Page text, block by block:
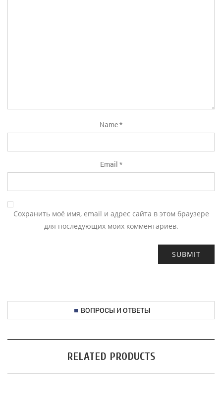
Name*
Email *
Сохранить моё имя, email и адрес сайта в этом браузере
для последующих моих комментариев.
ВОПРОСЫ И ОТВЕТЫ
RELATED PRODUCTS